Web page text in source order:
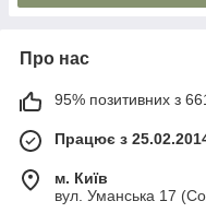
Про нас
95% позитивних з
Працює з
м. Київ
вул. Уманська 17